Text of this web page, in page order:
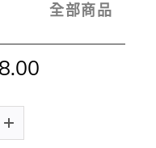
全部商品